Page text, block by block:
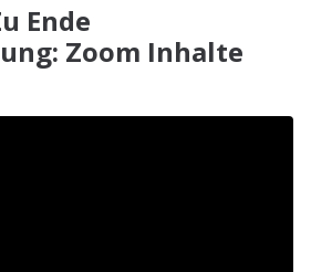
Ende
Zoom Inhalte